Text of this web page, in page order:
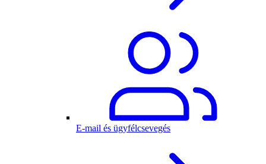
E-mail és ügyfélcsevegés